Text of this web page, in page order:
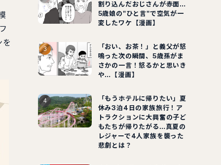
を
割り込んだおじさんが赤面…
5歳娘の"ひと言"で空気が一
変したワケ【漫画】
「おい、お茶！」と義父が怒
鳴った次の瞬間、5歳孫がま
さかの一言！怒るかと思いき
や…【漫画】
「もうホテルに帰りたい」夏
休み3泊4日の家族旅行！ア
トラクションに大興奮の子ど
もたちが帰りたがる…真夏の
レジャーで4人家族を襲った
悲劇とは？